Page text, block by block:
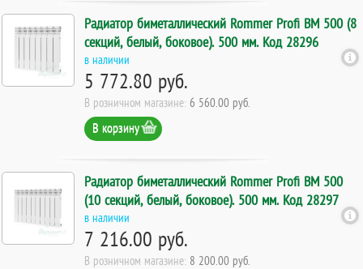
Радиатор биметаллический Rommer Profi BM 500 (8
секций, белый, боковое). 500 мм. Код 28296
в наличии
5 772.80 руб.
В розничном магазине: 6 560.00 руб.
В корзину
Радиатор биметаллический Rommer Profi BM 500
(10 секций, белый, боковое). 500 мм. Код 28297
в наличии
7 216.00 руб.
В розничном магазине: 8 200.00 руб.